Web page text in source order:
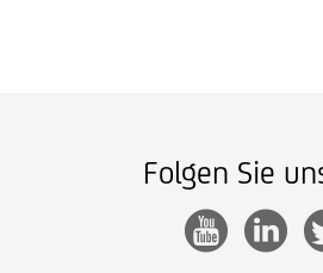
Folgen Sie